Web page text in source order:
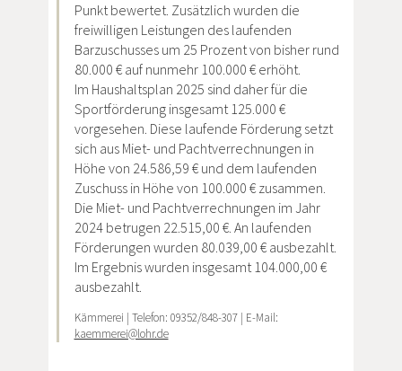
Punkt bewertet. Zusätzlich wurden die
freiwilligen Leistungen des laufenden
Barzuschusses um 25 Prozent von bisher rund
80.000 € auf nunmehr 100.000 € erhöht.
Im Haushaltsplan 2025 sind daher für die
Sportförderung insgesamt 125.000 €
vorgesehen. Diese laufende Förderung setzt
sich aus Miet- und Pachtverrechnungen in
Höhe von 24.586,59 € und dem laufenden
Zuschuss in Höhe von 100.000 € zusammen.
Die Miet- und Pachtverrechnungen im Jahr
2024 betrugen 22.515,00 €. An laufenden
Förderungen wurden 80.039,00 € ausbezahlt.
Im Ergebnis wurden insgesamt 104.000,00 €
ausbezahlt.
Kämmerei | Telefon: 09352/848-307 | E-Mail:
kaemmerei@lohr.de